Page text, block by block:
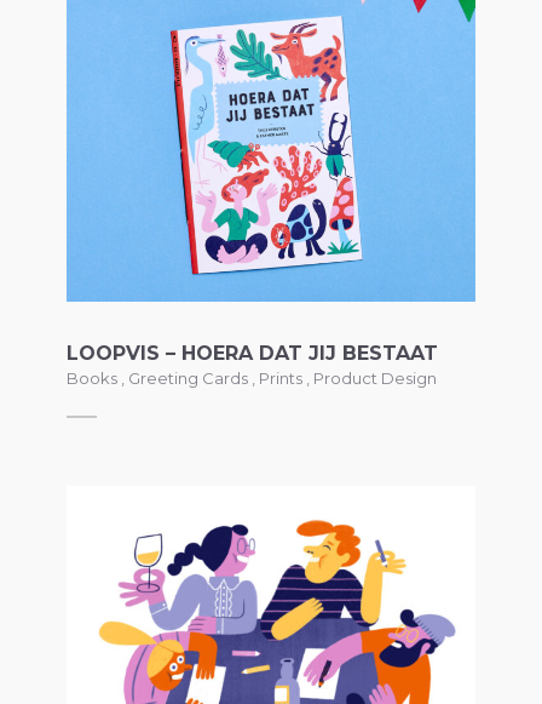
LOOPVIS – HOERA DAT JIJ BESTAAT
Books , Greeting Cards , Prints , Product Design